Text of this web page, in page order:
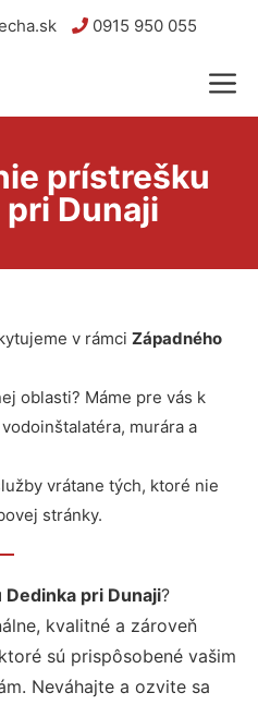
0915 950 055
prístrešku
Dunaji
v rámci Západného
oblasti? Máme pre vás k
murára a
vrátane tých, ktoré nie
stránky.
pri Dunaji?
kvalitné a zároveň
sú prispôsobené vašim
Neváhajte a ozvite sa